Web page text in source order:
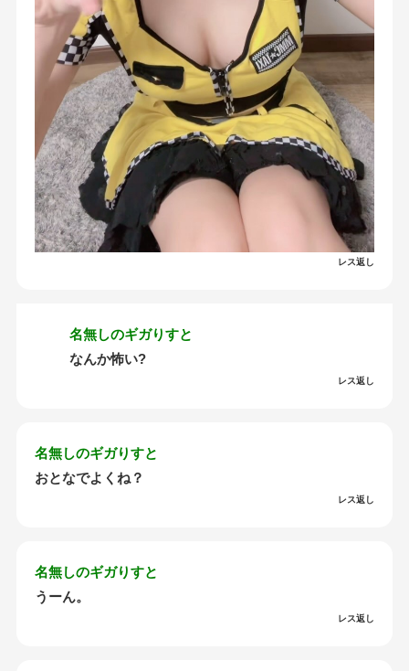
レス返し
名無しのギガりすと
なんか怖い?
レス返し
名無しのギガりすと
おとなでよくね？
レス返し
名無しのギガりすと
うーん。
レス返し